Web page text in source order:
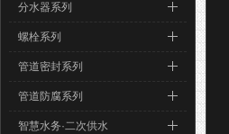
分水器系列
螺栓系列
管道密封系列
管道防腐系列
智慧水务·二次供水